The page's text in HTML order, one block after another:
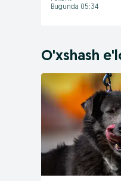
Bugunda 05:34
O'xshash